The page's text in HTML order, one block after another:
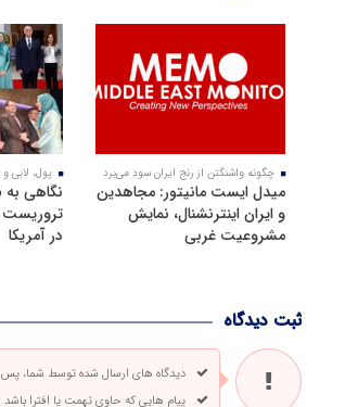
چگونه واشنگتن از رنج ایران سود می‌برد
میدل ایست مانیتور: مجاهدین
و ایران اینترنشنال، نمایش
مشروعیت غربی
پول، لابی
نگاهی
در آمریکا
ثبت دیدگاه
دیدگاه های ارسال شده توسط شما،
پیام هایی که حاوی تهمت یا افترا